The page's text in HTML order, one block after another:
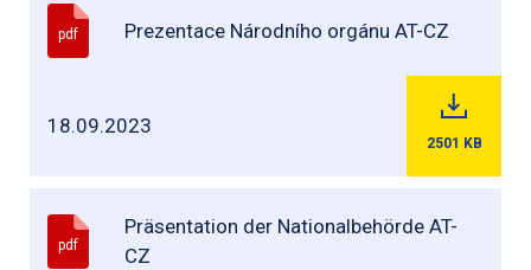
pdf Prezentace Národního orgánu AT-CZ
18.09.2023
2501 KB
pdf
Präsentation der Nationalbehörde AT-
CZ